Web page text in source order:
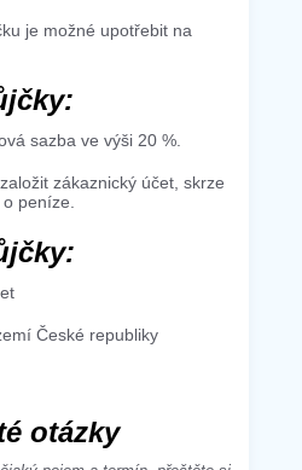
je možné upotřebit na
sazba ve výši 20 %.
zákaznický účet, skrze
peníze.
České republiky
otázky